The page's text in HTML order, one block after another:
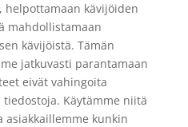
helpottamaan kävijöiden
mahdollistamaan
kävijöistä. Tämän
jatkuvasti parantamaan
eivät vahingoita
Käytämme niitä
kunkin